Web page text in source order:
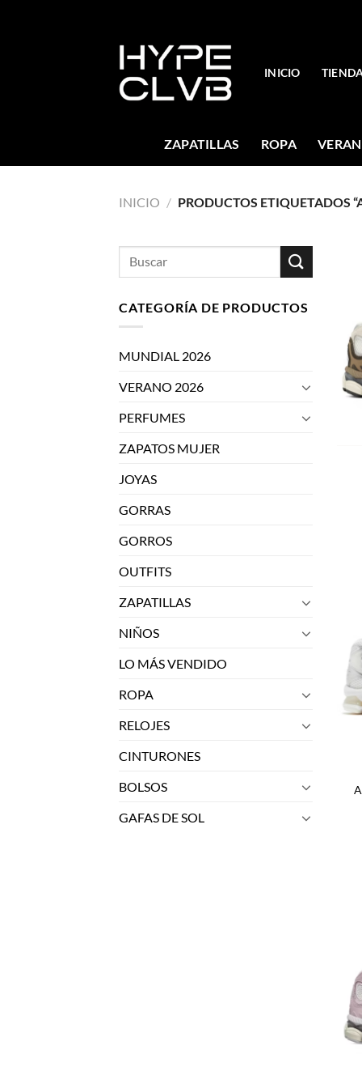
INICIO
ZAPATILLAS ROPA
INICIO / PRODUCTOS ETIQUETADOS
Buscar
CATEGORÍA DE PRODUCTOS
MUNDIAL 2026
VERANO 2026
PERFUMES
ZAPATOS MUJER
JOYAS
GORRAS
GORROS
OUTFITS
ZAPATILLAS
NIÑOS
LO MÁS VENDIDO
ROPA
RELOJES
CINTURONES
BOLSOS
GAFAS DE SOL